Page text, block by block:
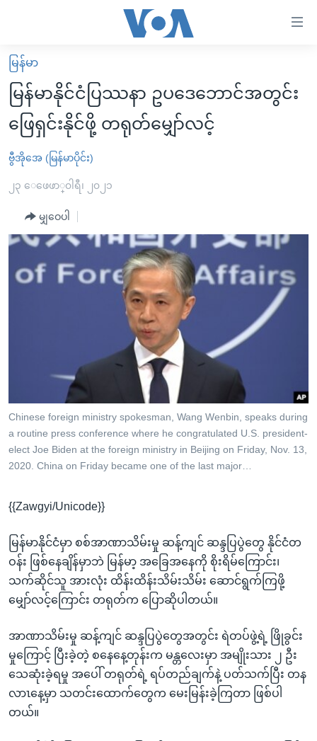
လွယ်ကူ
စေ
သည့်
Link
များ
ပင်မ
ကျော်
ကြည့်
ရန်
ရှာဖွေ
သို့
ရန်
မူလစာမျက်နှာ
မြန်မာ
ကမ္ဘာ့သတင်းများ
နိုင်ငံတကာ
အစ္စရေး-ပါလက်စတိုင်း
ဗွီဒီယို
သတင်းလွတ်လပ်ခွင့်
အင်္ဂလိပ်စာလေ့လာမယ်
မကြေးမုံရဲ့ အင်္ဂလိပ်စာ
ရေဒီယို
ရေဒီယိုနှင့်ရုပ်သံ အချက်အလက်များ
ဗွီအိုအေ လူမှုကွန်ယက်များ
ဘာသာစကားများ
မြန်မာ
မြန်မာနိုင်ငံပြဿနာ ဥပဒေဘောင်အတွင်း
ဖြေရှင်းနိုင်ဖို့ တရုတ်မျှော်လင့်
ဗွီအိုအေ (မြန်မာပိုင်း)
၂၃ ေဖေဖာ္၀ါရီ၊ ၂၀၂၁
မျှဝေပါ
Chinese foreign ministry spokesman, Wang Wenbin, speaks during
a routine press conference where he congratulated U.S. president-
elect Joe Biden at the foreign ministry in Beijing on Friday, Nov. 13,
2020. China on Friday became one of the last major…
{{Zawgyi/Unicode}}
မြန်မာနိုင်ငံမှာ စစ်အာဏာသိမ်းမှု ဆန့်ကျင် ဆန္ဒပြပွဲတွေ နိုင်ငံတ
ဝန်း ဖြစ်နေချိန်မှာဘဲ မြန်မာ့ အခြေအနေကို စိုးရိမ်ကြောင်း၊
သက်ဆိုင်သူ အားလုံး ထိန်းထိန်းသိမ်းသိမ်း ဆောင်ရွက်ကြဖို့
မျှော်လင့်ကြောင်း တရုတ်က ပြောဆိုပါတယ်။
အာဏာသိမ်းမှု ဆန့်ကျင် ဆန္ဒပြပွဲတွေအတွင်း ရဲတပ်ဖွဲ့ရဲ့ ဖြိုခွင်း
မှုကြောင့် ပြီးခဲ့တဲ့ စနေနေ့တုန်းက မန္တလေးမှာ အမျိုးသား ၂ ဦး
သေဆုံးခဲ့ရမှု အပေါ် တရုတ်ရဲ့ ရပ်တည်ချက်နဲ့ ပတ်သက်ပြီး တန
လာၤနေ့မှာ သတင်းထောက်တွေက မေးမြန်းခဲ့ကြတာ ဖြစ်ပါ
တယ်။